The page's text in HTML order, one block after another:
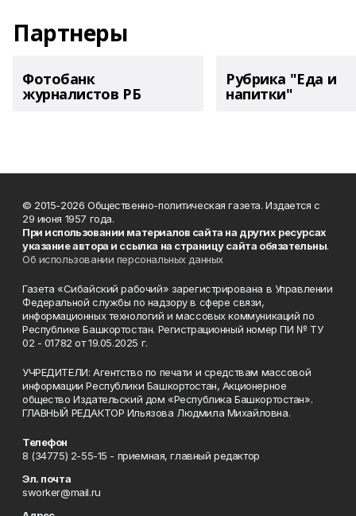
Партнеры
Фотобанк
журналистов РБ
Рубрика "Еда и
напитки"
© 2015-2026 Общественно-политическая газета. Издается с
29 июня 1957 года.
При использовании материалов сайта на других ресурсах
указание автора и ссылка на страницу сайта обязательны.
Об использовании персональных данных
Газета «Сибайский рабочий» зарегистрирована в Управлении
Федеральной службы по надзору в сфере связи,
информационных технологий и массовых коммуникаций по
Республике Башкортостан. Регистрационный номер ПИ № ТУ
02 - 01782 от 19.05.2025 г.
УЧРЕДИТЕЛИ: Агентство по печати и средствам массовой
информации Республики Башкортостан, Акционерное
общество Издательский дом «Республика Башкортостан».
ГЛАВНЫЙ РЕДАКТОР Ильязова Людмила Михайловна.
Телефон
8 (34775) 2-55-15 - приемная, главный редактор
Эл. почта
sworker@mail.ru